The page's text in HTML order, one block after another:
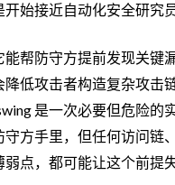
始接近自动化安全研究员
帮防守方提前发现关键
降低攻击者构造复杂攻击
是一次必要但危险的
方手里，但任何访问链
点，都可能让这个前提失